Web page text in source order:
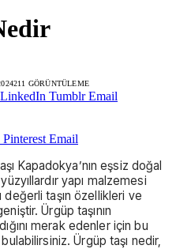
211 GÖRÜNTÜLEME
LinkedIn Tumblr Email
Pinterest Email
Kapadokya’nın eşsiz doğal
yapı malzemesi
değerli taşın özellikleri ve
Ürgüp taşının
merak edenler için bu
Ürgüp taşı nedir,